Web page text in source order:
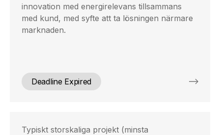
innovation med energirelevans tillsammans
med kund, med syfte att ta lösningen närmare
marknaden.
Deadline Expired
Typiskt storskaliga projekt (minsta